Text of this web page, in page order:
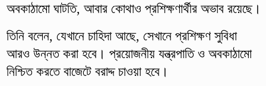
অবকাঠামো ঘাটতি, আবার কোথাও প্রশিক্ষণার্থীর অভাব রয়েছে।
তিনি বলেন, যেখানে চাহিদা আছে, সেখানে প্রশিক্ষণ সুবিধা
আরও উন্নত করা হবে। প্রয়োজনীয় যন্ত্রপাতি ও অবকাঠামো
নিশ্চিত করতে বাজেটে বরাদ্দ চাওয়া হবে।